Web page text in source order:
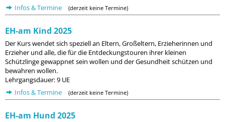
Infos & Termine
(derzeit keine Termine)
EH-am Kind 2025
Der Kurs wendet sich speziell an Eltern, Großeltern, Erzieherinnen und
Erzieher und alle, die für die Entdeckungstouren ihrer kleinen
Schützlinge gewappnet sein wollen und der Gesundheit schützen und
bewahren wollen.
Lehrgangsdauer: 9 UE
Infos & Termine
(derzeit keine Termine)
EH-am Hund 2025